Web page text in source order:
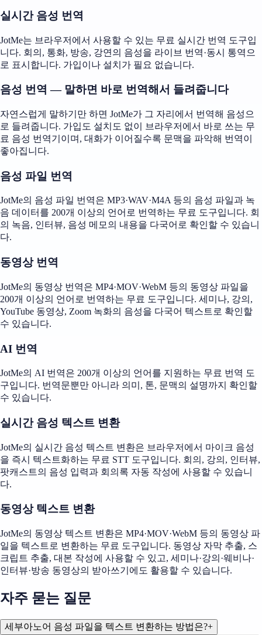
실시간 음성 번역
JotMe는 브라우저에서 사용할 수 있는 무료 실시간 번역 도구입
니다. 회의, 통화, 방송, 강연의 음성을 라이브 번역·동시 통역으
로 표시합니다. 가입이나 설치가 필요 없습니다.
음성 번역 — 말하면 바로 번역해서 들려줍니다
자연스럽게 말하기만 하면 JotMe가 그 자리에서 번역해 음성으
로 들려줍니다. 가입도 설치도 없이 브라우저에서 바로 쓰는 무
료 음성 번역기이며, 대화가 이어질수록 문맥을 파악해 번역이
좋아집니다.
음성 파일 번역
JotMe의 음성 파일 번역은 MP3·WAV·M4A 등의 음성 파일과 녹
음 데이터를 200개 이상의 언어로 번역하는 무료 도구입니다. 회
의 녹음, 인터뷰, 음성 메모의 내용을 다국어로 확인할 수 있습니
다.
동영상 번역
JotMe의 동영상 번역은 MP4·MOV·WebM 등의 동영상 파일을
200개 이상의 언어로 번역하는 무료 도구입니다. 세미나, 강의,
YouTube 동영상, Zoom 녹화의 음성을 다국어 텍스트로 확인할
수 있습니다.
AI 번역
JotMe의 AI 번역은 200개 이상의 언어를 지원하는 무료 번역 도
구입니다. 번역문뿐만 아니라 의미, 톤, 문맥의 설명까지 확인할
수 있습니다.
실시간 음성 텍스트 변환
JotMe의 실시간 음성 텍스트 변환은 브라우저에서 마이크 음성
을 즉시 텍스트화하는 무료 STT 도구입니다. 회의, 강의, 인터뷰,
팟캐스트의 음성 입력과 회의록 자동 작성에 사용할 수 있습니
다.
동영상 텍스트 변환
JotMe의 동영상 텍스트 변환은 MP4·MOV·WebM 등의 동영상 파
일을 텍스트로 변환하는 무료 도구입니다. 동영상 자막 추출, 스
크립트 추출, 대본 작성에 사용할 수 있고, 세미나·강의·웨비나·
인터뷰·방송 동영상의 받아쓰기에도 활용할 수 있습니다.
자주 묻는 질문
세부아노어 음성 파일을 텍스트 변환하는 방법은?+